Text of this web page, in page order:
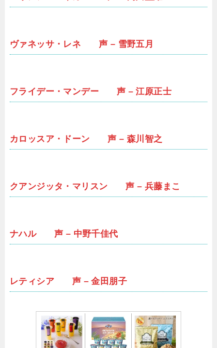
ヴァネッサ・レネ 声 – 雪野五月
フライデー・マンデー 声 – 江原正士
カロッスア・ドーン 声 – 森川智之
クアンジッタ・マリスン 声 – 兵藤まこ
ナハル 声 – 中野千佳代
レティシア 声 – 金田朋子